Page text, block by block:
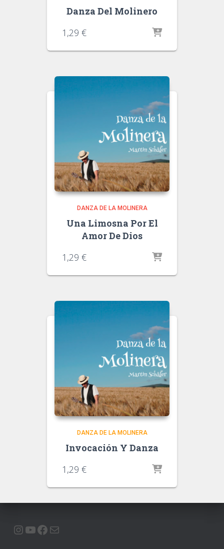
Danza Del Molinero
1,29 €
DANZA DE LA MOLINERA
Una Limosna Por El
Amor De Dios
1,29 €
DANZA DE LA MOLINERA
Invocación Y Danza
1,29 €
INSTAGRAM YOUTUBE FACEBOOK